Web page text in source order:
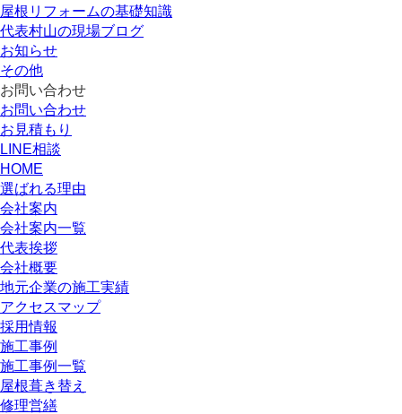
屋根リフォームの基礎知識
代表村山の現場ブログ
お知らせ
その他
お問い合わせ
お問い合わせ
お見積もり
LINE相談
HOME
選ばれる理由
会社案内
会社案内一覧
代表挨拶
会社概要
地元企業の施工実績
アクセスマップ
採用情報
施工事例
施工事例一覧
屋根葺き替え
修理営繕